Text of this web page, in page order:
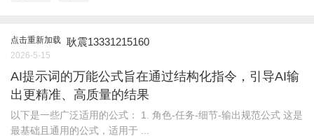
点击重新加载 耿震13331215160
2026-5-15
AI提示词的万能公式旨在通过结构化指令，引导AI输
出更精准、高质量的结果
以下是一些广泛适用的公式： 1. 角色-任务-细节-输出规范公式 这是
最基础且通用的公式，适用于 ...